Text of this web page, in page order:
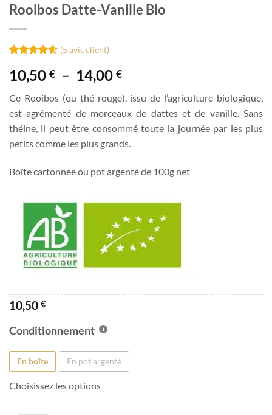
Rooibos Datte-Vanille Bio
sur 5 basé
sur
notations
client
(5 avis client)
10,50 € – 14,00 €Plage
de
prix :
10,50 €
à
14,00 €
Ce Rooibos (ou thé rouge), issu de l’agriculture biologique,
est agrémenté de morceaux de dattes et de vanille. Sans
théine, il peut être consommé toute la journée par les plus
petits comme les plus grands.
Boîte cartonnée ou pot argenté de 100g net
10,50 €
Conditionnement
En boîte En pot argenté
Choisissez les options